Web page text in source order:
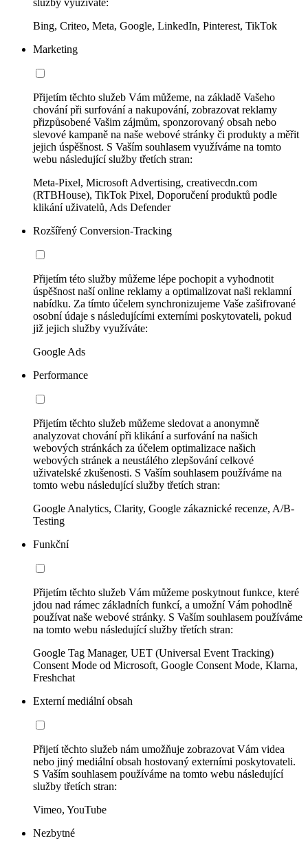
Bing, Criteo, Meta, Google, LinkedIn, Pinterest, TikTok
Marketing
Přijetím těchto služeb Vám můžeme, na základě Vašeho
chování při surfování a nakupování, zobrazovat reklamy
přizpůsobené Vašim zájmům, sponzorovaný obsah nebo
slevové kampaně na naše webové stránky či produkty a měřit
jejich úspěšnost. S Vaším souhlasem využíváme na tomto
webu následující služby třetích stran:
Meta-Pixel, Microsoft Advertising, creativecdn.com
(RTBHouse), TikTok Pixel, Doporučení produktů podle
klikání uživatelů, Ads Defender
Rozšířený Conversion-Tracking
Přijetím této služby můžeme lépe pochopit a vyhodnotit
úspěšnost naší online reklamy a optimalizovat naši reklamní
nabídku. Za tímto účelem synchronizujeme Vaše zašifrované
osobní údaje s následujícími externími poskytovateli, pokud
již jejich služby využíváte:
Google Ads
Performance
Přijetím těchto služeb můžeme sledovat a anonymně
analyzovat chování při klikání a surfování na našich
webových stránkách za účelem optimalizace našich
webových stránek a neustálého zlepšování celkové
uživatelské zkušenosti. S Vaším souhlasem používáme na
tomto webu následující služby třetích stran:
Google Analytics, Clarity, Google zákaznické recenze, A/B-
Testing
Funkční
Přijetím těchto služeb Vám můžeme poskytnout funkce, které
jdou nad rámec základních funkcí, a umožní Vám pohodlně
používat naše webové stránky. S Vaším souhlasem používáme
na tomto webu následující služby třetích stran:
Google Tag Manager, UET (Universal Event Tracking)
Consent Mode od Microsoft, Google Consent Mode, Klarna,
Freshchat
Externí mediální obsah
Přijetí těchto služeb nám umožňuje zobrazovat Vám videa
nebo jiný mediální obsah hostovaný externími poskytovateli.
S Vaším souhlasem používáme na tomto webu následující
služby třetích stran:
Vimeo, YouTube
Nezbytné